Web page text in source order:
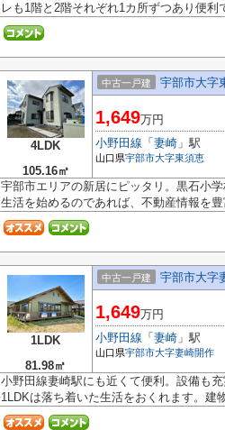
レも1階と2階それぞれ1カ所ずつあり便
4LDK
105.16㎡
中古一戸建 宇部市大字
1,649万円
小野田線 「 妻崎 」駅
山口県宇部市大字東須恵
宇部市エリアの新居にピッタリ。黒石小
生活を始めるのであれば、不動産情報を
1LDK
81.98㎡
中古一戸建 宇部市大字
1,649万円
小野田線 「 妻崎 」駅
山口県宇部市大字妻崎開作
小野田線妻崎駅にも近くて便利。設備も
1LDKは落ち着いた生活をおくれます。建